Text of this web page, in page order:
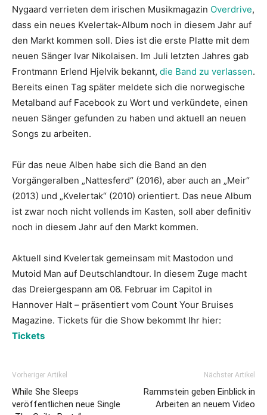
Nygaard verrieten dem irischen Musikmagazin Overdrive,
dass ein neues Kvelertak-Album noch in diesem Jahr auf
den Markt kommen soll. Dies ist die erste Platte mit dem
neuen Sänger Ivar Nikolaisen. Im Juli letzten Jahres gab
Frontmann Erlend Hjelvik bekannt, die Band zu verlassen.
Bereits einen Tag später meldete sich die norwegische
Metalband auf Facebook zu Wort und verkündete, einen
neuen Sänger gefunden zu haben und aktuell an neuen
Songs zu arbeiten.
Für das neue Alben habe sich die Band an den
Vorgängeralben „Nattesferd“ (2016), aber auch an „Meir“
(2013) und „Kvelertak“ (2010) orientiert. Das neue Album
ist zwar noch nicht vollends im Kasten, soll aber definitiv
noch in diesem Jahr auf den Markt kommen.
Aktuell sind Kvelertak gemeinsam mit Mastodon und
Mutoid Man auf Deutschlandtour. In diesem Zuge macht
das Dreiergespann am 06. Februar im Capitol in
Hannover Halt – präsentiert vom Count Your Bruises
Magazine. Tickets für die Show bekommt Ihr hier:
Tickets
Vorheriger Artikel
While She Sleeps
veröffentlichen neue Single
Nächster Artikel
Rammstein geben Einblick in
Arbeiten an neuem Video